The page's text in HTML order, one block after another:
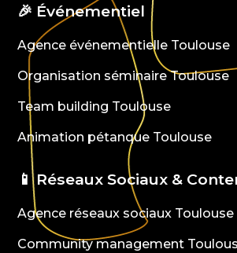
🎉 Événementiel
Agence événementielle Toulouse
Organisation séminaire Toulouse
Team building Toulouse
Animation pétanque Toulouse
📱 Réseaux Sociaux &
Agence réseaux sociaux Toulouse
Community management